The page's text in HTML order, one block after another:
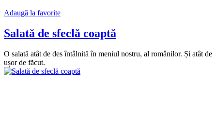
Adaugă la favorite
Salată de sfeclă coaptă
O salată atât de des întâlnită în meniul nostru, al românilor. Și atât de
ușor de făcut.